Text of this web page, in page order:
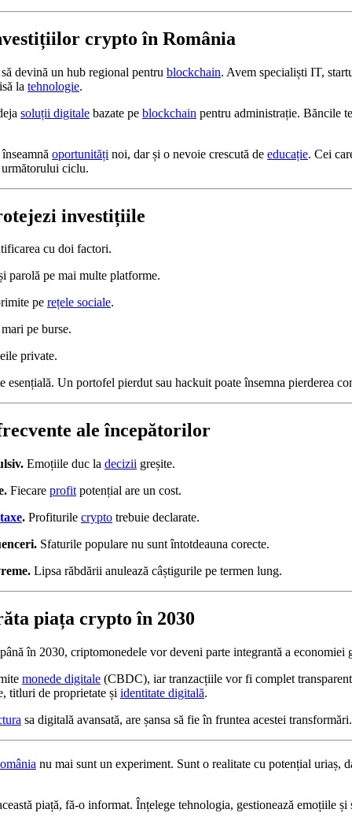
crypto în România
devină un hub regional pentru blockchain. Avem specialiști IT,
la tehnologie.
soluții digitale bazate pe blockchain pentru administrație. Băncile
oportunități noi, dar și o nevoie crescută de educație. Cei
ciclu.
investițiile
cu doi factori.
parolă pe mai multe platforme.
pe rețele sociale.
pe burse.
private.
esențială. Un portofel pierdut sau hackuit poate însemna pierderea
ale începătorilor
Emoțiile duc la decizii greșite.
Fiecare profit potențial are un cost.
taxe. Profiturile crypto trebuie declarate.
Sfaturile populare nu sunt întotdeauna corecte.
Lipsa răbdării anulează câștigurile pe termen lung.
piața crypto în 2030
în 2030, criptomonedele vor deveni parte integrantă a economiei
monede digitale (CBDC), iar tranzacțiile vor fi complet
titluri de proprietate și identitate digitală.
sa digitală avansată, are șansa să fie în fruntea acestei transformări.
nu mai sunt un experiment. Sunt o realitate cu potențial uriaș,
piață, fă-o informat. Înțelege tehnologia, gestionează emoțiile și